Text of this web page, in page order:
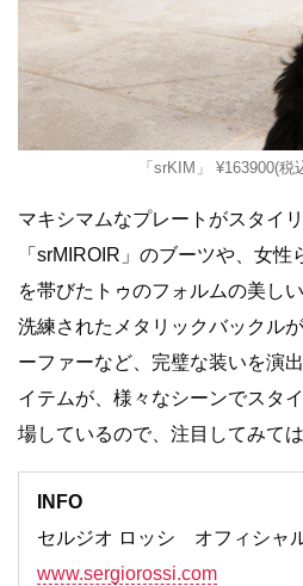
「srKIM」 ¥163900(税
マキシマムなプレートがスタイ
「srMIROIR」のブーツや、女
を帯びたトゥのフォルムの美し
洗練されたメタリックバックル
ーファーなど、完璧な装いを演
イテムが、様々なシーンでスタ
場しているので、注目してみて
INFO
セルジオ ロッシ オフィシャ
www.sergiorossi.com